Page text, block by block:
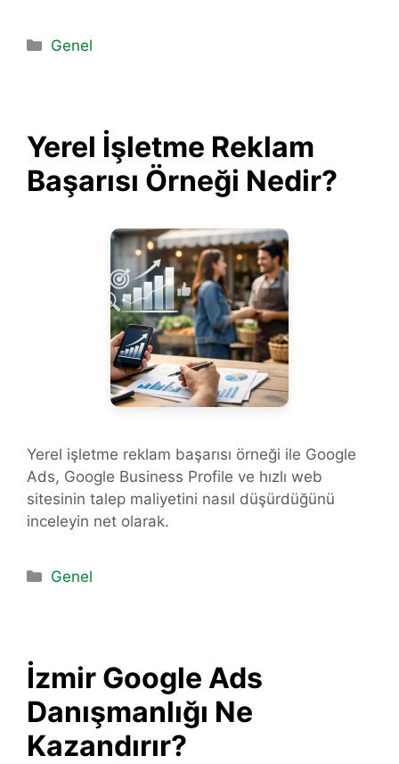
Kategoriler
Genel
Yerel İşletme Reklam
Başarısı Örneği Nedir?
Yerel işletme reklam başarısı örneği ile Google
Ads, Google Business Profile ve hızlı web
sitesinin talep maliyetini nasıl düşürdüğünü
inceleyin net olarak.
Kategoriler
Genel
İzmir Google Ads
Danışmanlığı Ne
Kazandırır?